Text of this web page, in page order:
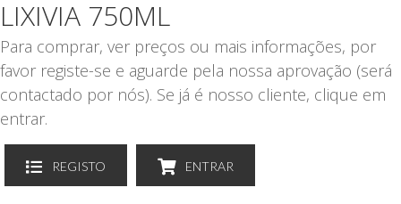
LIXIVIA 750ML
Para comprar, ver preços ou mais informações, por
favor registe-se e aguarde pela nossa aprovação (será
contactado por nós). Se já é nosso cliente, clique em
entrar.
REGISTO ENTRAR